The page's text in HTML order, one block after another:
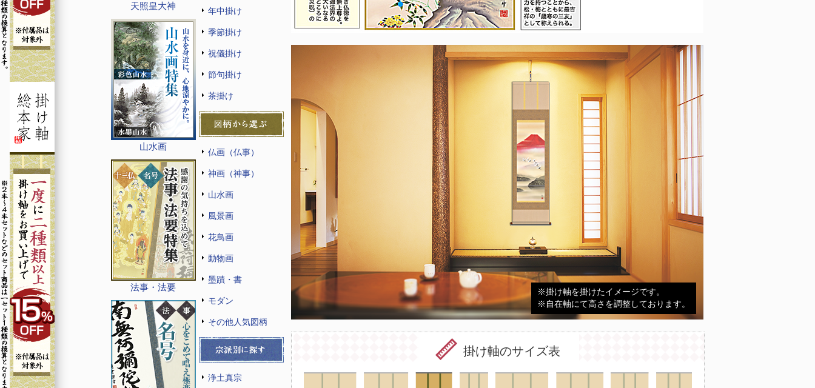
天照皇大神
山水画
法事・法要
年中掛け
季節掛け
祝儀掛け
節句掛け
茶掛け
仏画（仏事）
神画（神事）
山水画
風景画
花鳥画
動物画
墨蹟・書
モダン
その他人気図柄
浄土真宗
※掛け軸を掛けたイメージです。
※自在軸にて高さを調整しております。
掛け軸のサイズ表